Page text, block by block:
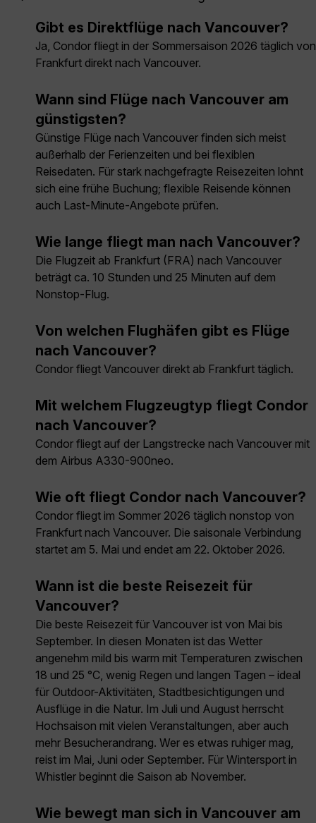
Gibt es Direktflüge nach Vancouver?
Ja, Condor fliegt in der Sommersaison 2026 täglich von
Frankfurt direkt nach Vancouver.
Wann sind Flüge nach Vancouver am
günstigsten?
Günstige Flüge nach Vancouver finden sich meist
außerhalb der Ferienzeiten und bei flexiblen
Reisedaten. Für stark nachgefragte Reisezeiten lohnt
sich eine frühe Buchung; flexible Reisende können
auch Last-Minute-Angebote prüfen.
Wie lange fliegt man nach Vancouver?
Die Flugzeit ab Frankfurt (FRA) nach Vancouver
beträgt ca. 10 Stunden und 25 Minuten auf dem
Nonstop-Flug.
Von welchen Flughäfen gibt es Flüge
nach Vancouver?
Condor fliegt Vancouver direkt ab Frankfurt täglich.
Mit welchem Flugzeugtyp fliegt Condor
nach Vancouver?
Condor fliegt auf der Langstrecke nach Vancouver mit
dem Airbus A330-900neo.
Wie oft fliegt Condor nach Vancouver?
Condor fliegt im Sommer 2026 täglich nonstop von
Frankfurt nach Vancouver. Die saisonale Verbindung
startet am 5. Mai und endet am 22. Oktober 2026.
Wann ist die beste Reisezeit für
Vancouver?
Die beste Reisezeit für Vancouver ist von Mai bis
September. In diesen Monaten ist das Wetter
angenehm mild bis warm mit Temperaturen zwischen
18 und 25 °C, wenig Regen und langen Tagen – ideal
für Outdoor-Aktivitäten, Stadtbesichtigungen und
Ausflüge in die Natur. Im Juli und August herrscht
Hochsaison mit vielen Veranstaltungen, aber auch
mehr Besucherandrang. Wer es etwas ruhiger mag,
reist im Mai, Juni oder September. Für Wintersport in
Whistler beginnt die Saison ab November.
Wie bewegt man sich in Vancouver am